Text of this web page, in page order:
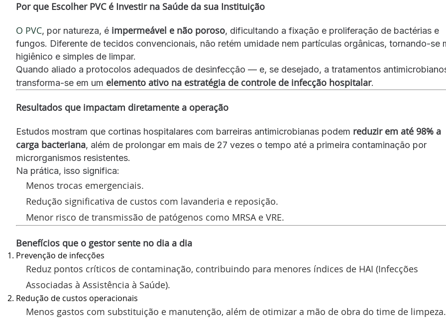
Por que Escolher PVC é Investir na Saúde da sua Instituição
O PVC, por natureza, é impermeável e não poroso, dificultando a fixação e proliferação de bactérias e
fungos. Diferente de tecidos convencionais, não retém umidade nem partículas orgânicas, tornando-se
higiênico e simples de limpar.
Quando aliado a protocolos adequados de desinfecção — e, se desejado, a tratamentos
transforma-se em um elemento ativo na estratégia de controle de infecção hospitalar.
Resultados que impactam diretamente a operação
Estudos mostram que cortinas hospitalares com barreiras antimicrobianas podem reduzir em até 98% a
carga bacteriana, além de prolongar em mais de 27 vezes o tempo até a primeira contaminação por
microrganismos resistentes.
Na prática, isso significa:
Menos trocas emergenciais.
Redução significativa de custos com lavanderia e reposição.
Menor risco de transmissão de patógenos como MRSA e VRE.
Benefícios que o gestor sente no dia a dia
Prevenção de infecções
Reduz pontos críticos de contaminação, contribuindo para menores índices de HAI (Infecções
Associadas à Assistência à Saúde).
Redução de custos operacionais
Menos gastos com substituição e manutenção, além de otimizar a mão de obra do time de limpeza.